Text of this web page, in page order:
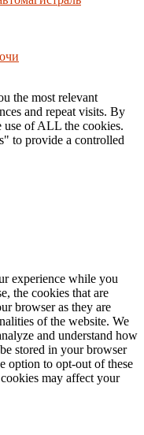
the most relevant
and repeat visits. By
of ALL the cookies.
to provide a controlled
experience while you
the cookies that are
browser as they are
of the website. We
and understand how
stored in your browser
option to opt-out of these
may affect your